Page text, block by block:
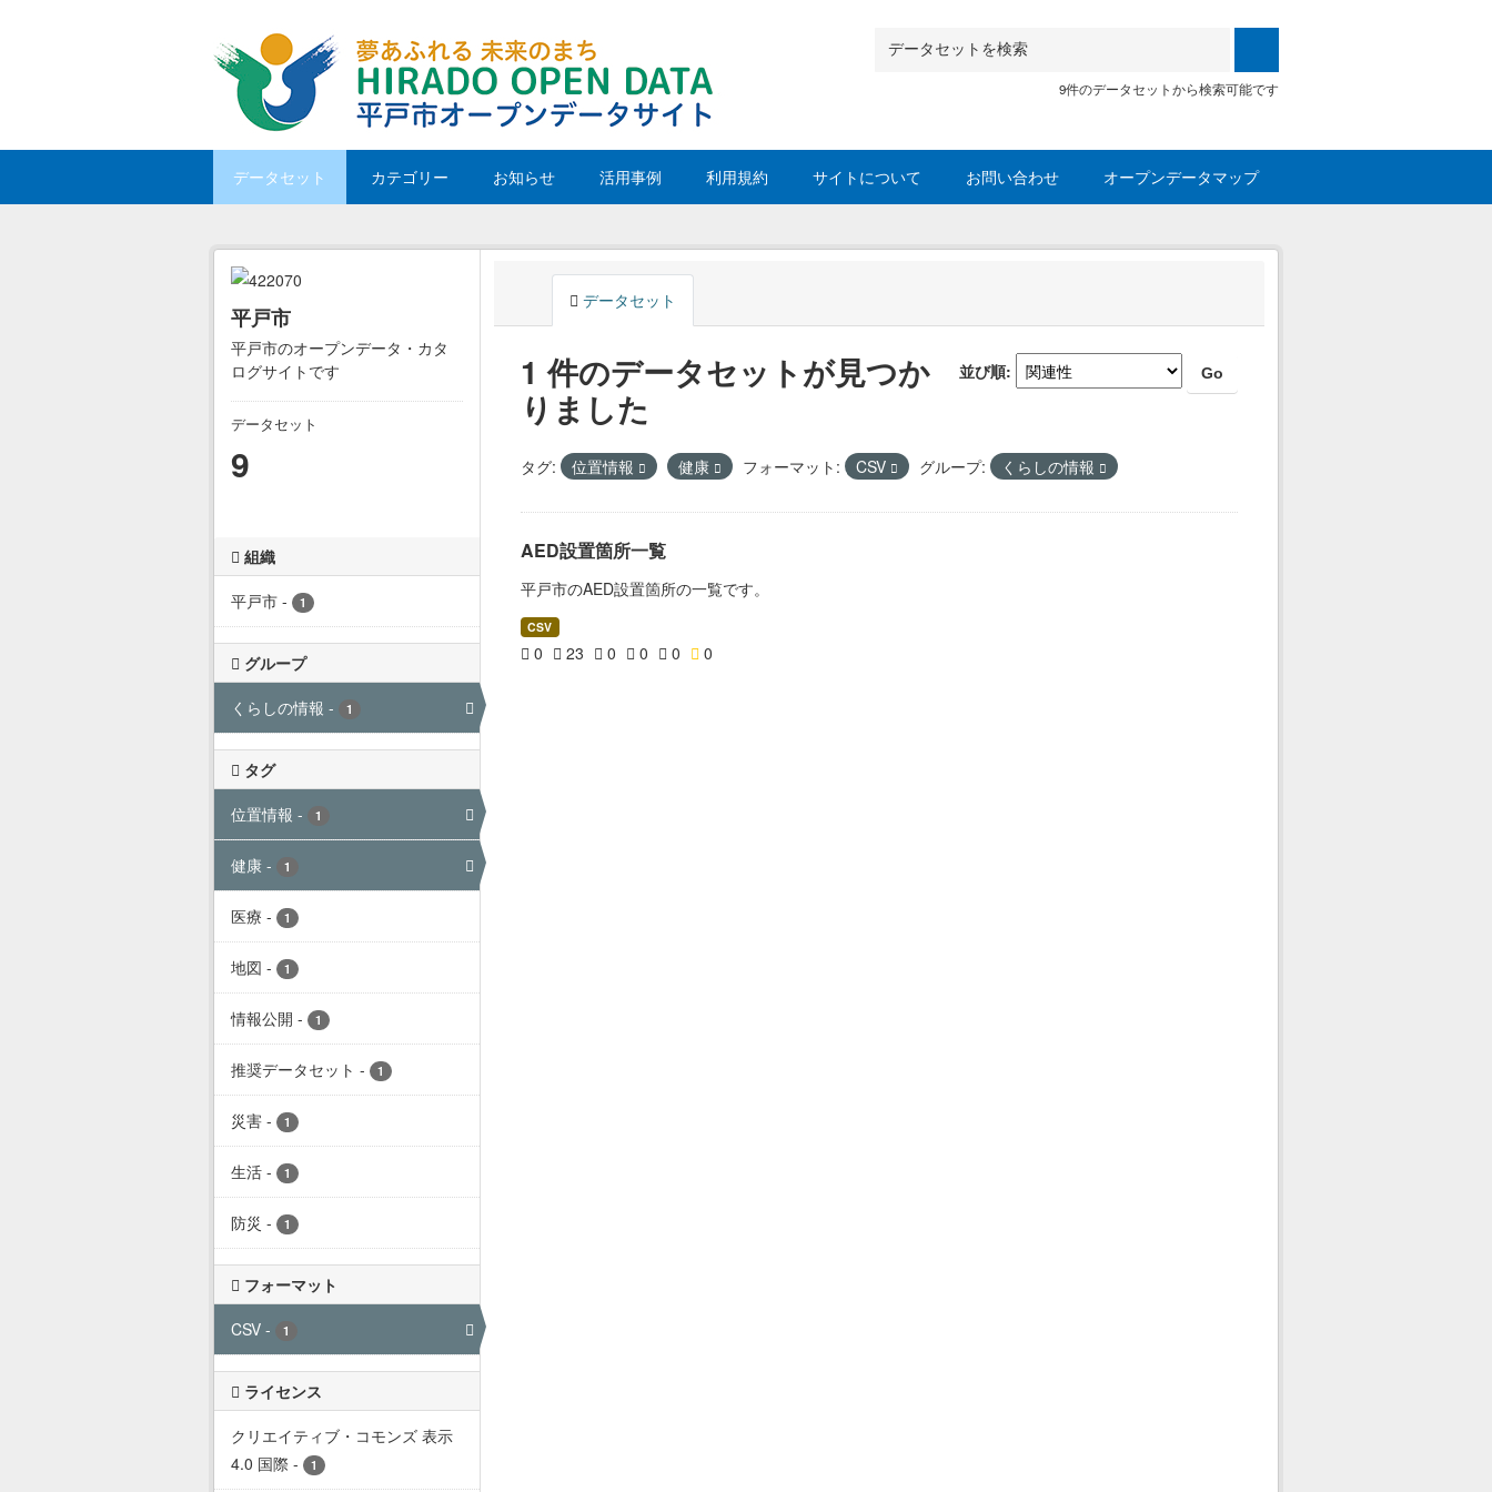
9件のデータセットから検索可能です
データセット カテゴリー お知らせ 活用事例 利用規約 サイトについて お問い合わせ オープンデータマップ
平戸市
平戸市のオープンデータ・カタ
ログサイトです
データセット
9
組織
平戸市 - 1
グループ
くらしの情報 - 1
タグ
位置情報 - 1
健康 - 1
医療 - 1
地図 - 1
情報公開 - 1
推奨データセット - 1
災害 - 1
生活 - 1
防災 - 1
フォーマット
CSV - 1
ライセンス
クリエイティブ・コモンズ 表示
4.0 国際 - 1
データセット
並び順 Go
1 件のデータセットが見つか
りました
タグ: 位置情報 健康 フォーマット: CSV グループ: くらしの情報
AED設置箇所一覧
平戸市のAED設置箇所の一覧です。
CSV
0 23 0 0 0 0